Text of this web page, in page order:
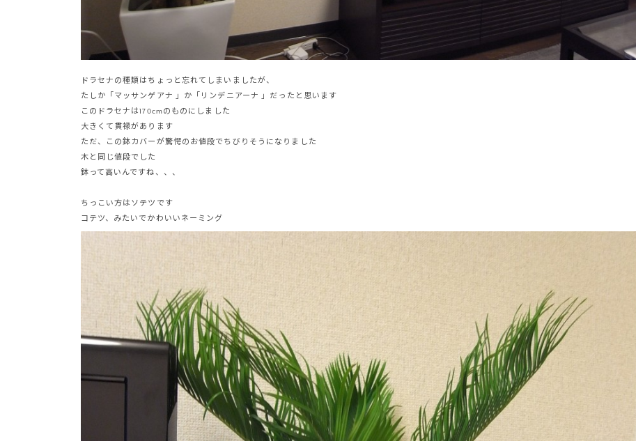
ドラセナの種類はちょっと忘れてしまいましたが、
たしか「マッサンゲアナ 」か「リンデニアーナ 」だったと思います
このドラセナは170cmのものにしました
大きくて貫禄があります
ただ、この鉢カバーが驚愕のお値段でちびりそうになりました
木と同じ値段でした
鉢って高いんですね、、、
ちっこい方はソテツです
コテツ、みたいでかわいいネーミング